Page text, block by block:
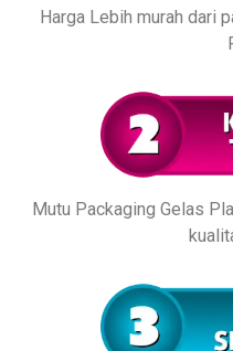
Harga Lebih murah dari
Mutu Packaging Gelas